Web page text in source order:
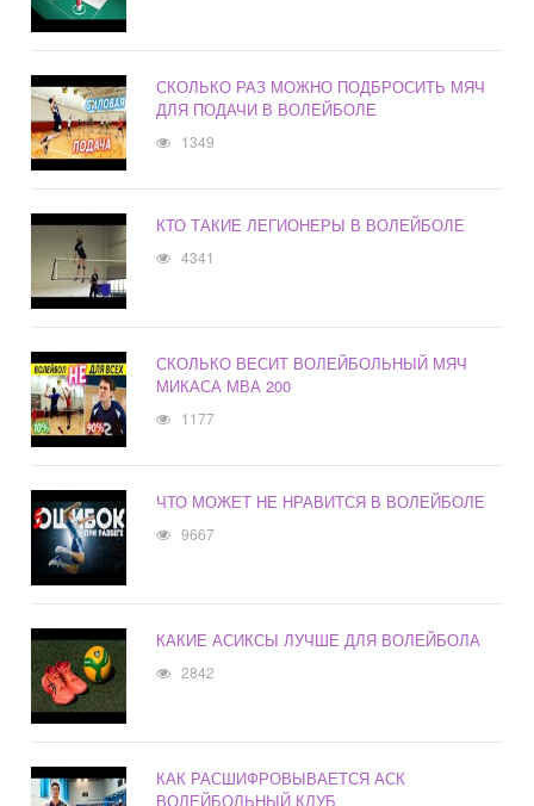
СКОЛЬКО РАЗ МОЖНО ПОДБРОСИТЬ МЯЧ
ДЛЯ ПОДАЧИ В ВОЛЕЙБОЛЕ
1349
КТО ТАКИЕ ЛЕГИОНЕРЫ В ВОЛЕЙБОЛЕ
4341
СКОЛЬКО ВЕСИТ ВОЛЕЙБОЛЬНЫЙ МЯЧ
МИКАСА МВА 200
1177
ЧТО МОЖЕТ НЕ НРАВИТСЯ В ВОЛЕЙБОЛЕ
9667
КАКИЕ АСИКСЫ ЛУЧШЕ ДЛЯ ВОЛЕЙБОЛА
2842
КАК РАСШИФРОВЫВАЕТСЯ АСК
ВОЛЕЙБОЛЬНЫЙ КЛУБ